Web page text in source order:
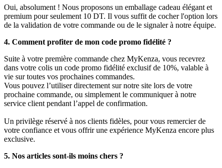
Oui, absolument ! Nous proposons un emballage cadeau élégant et
premium pour seulement 10 DT. Il vous suffit de cocher l'option lors
de la validation de votre commande ou de le signaler à notre équipe.
4. Comment profiter de mon code promo fidélité ?
Suite à votre première commande chez MyKenza, vous recevrez
dans votre colis un code promo fidélité exclusif de 10%, valable à
vie sur toutes vos prochaines commandes.
Vous pouvez l’utiliser directement sur notre site lors de votre
prochaine commande, ou simplement le communiquer à notre
service client pendant l’appel de confirmation.
Un privilège réservé à nos clients fidèles, pour vous remercier de
votre confiance et vous offrir une expérience MyKenza encore plus
exclusive.
5. Nos articles sont-ils moins chers ?